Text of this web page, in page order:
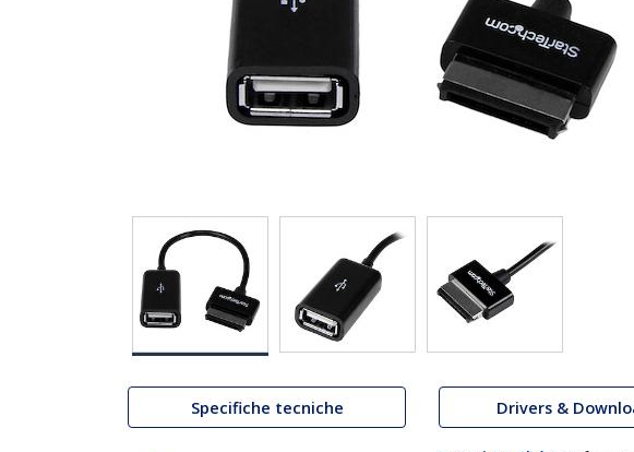
Specifiche tecniche Drivers &